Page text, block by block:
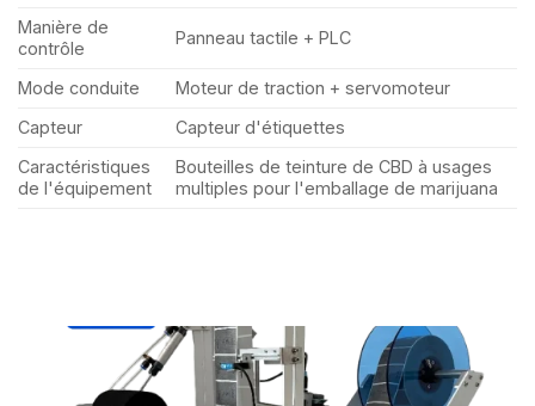
Manière de
contrôle
Panneau tactile + PLC
Mode conduite
Moteur de traction + servomoteur
Capteur
Capteur d'étiquettes
Caractéristiques
de l'équipement
Bouteilles de teinture de CBD à usages
multiples pour l'emballage de marijuana